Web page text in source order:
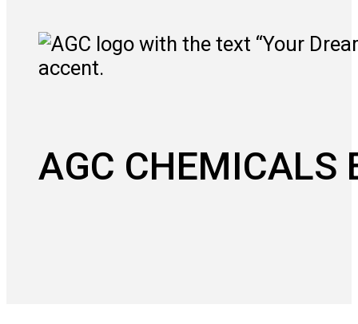
AGC CHEMICALS